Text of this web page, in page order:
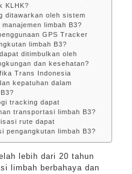
KLHK?
ditawarkan oleh sistem
limbah B3?
GPS Tracker
limbah B3?
ditimbulkan oleh
dan kesehatan?
Trans Indonesia
kepatuhan dalam
tracking dapat
transportasi limbah B3?
rute dapat
pengangkutan limbah B3?
lebih dari 20 tahun
limbah berbahaya dan